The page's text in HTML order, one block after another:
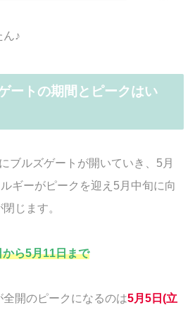
ん♪
ートの期間とピークはい
ブルズゲートが開いていき、5月
ギーがピークを迎え5月中旬に向
じます。
ら5月11日まで
開のピークになるのは5月5日(立